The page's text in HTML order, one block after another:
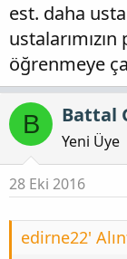
est. daha
öğrenmeye
B Battal
Yeni Üye
28 Eki 2016
edirne22'